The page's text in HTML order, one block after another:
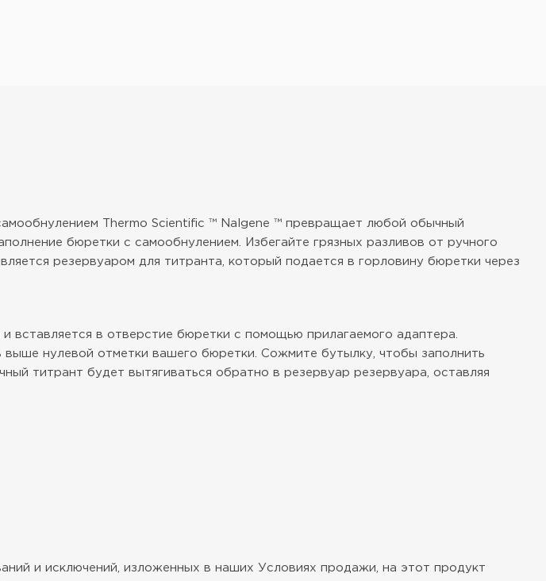
Thermo Scientific ™ Nalgene ™ превращает любой обычный
бюретки с самообнулением. Избегайте грязных разливов от ручного
резервуаром для титранта, который подается в горловину бюретки через
вставляется в отверстие бюретки с помощью прилагаемого адаптера.
выше нулевой отметки вашего бюретки. Сожмите бутылку, чтобы заполнить
титрант будет вытягиваться обратно в резервуар резервуара, оставляя
и исключений, изложенных в наших Условиях продажи, на этот продукт